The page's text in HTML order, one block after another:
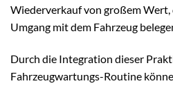
Wiederverkauf von großem Wert,
Umgang mit dem Fahrzeug
Durch die Integration dieser
Fahrzeugwartungs-Routine